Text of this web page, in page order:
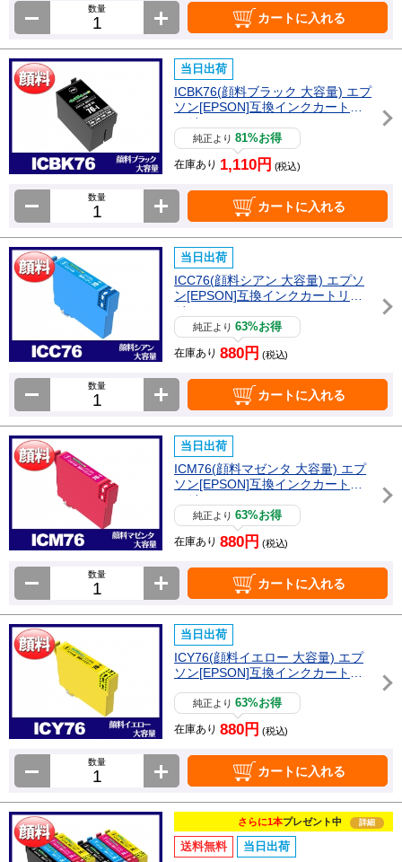
数量
カートに入れる
当日出荷
ICBK76(顔料ブラック 大容量) エプ
ソン[EPSON]互換インクカートリ
ッジ
純正より81%お得
在庫あり 1,110円 (税込)
数量
カートに入れる
当日出荷
ICC76(顔料シアン 大容量) エプソ
ン[EPSON]互換インクカートリッ
ジ
純正より63%お得
在庫あり 880円 (税込)
数量
カートに入れる
当日出荷
ICM76(顔料マゼンタ 大容量) エプ
ソン[EPSON]互換インクカートリ
ッジ
純正より63%お得
在庫あり 880円 (税込)
数量
カートに入れる
当日出荷
ICY76(顔料イエロー 大容量) エプ
ソン[EPSON]互換インクカートリ
純正より63%お得
在庫あり 880円 (税込)
数量
カートに入れる
さらに1本プレゼント中 詳細
送料無料 当日出荷